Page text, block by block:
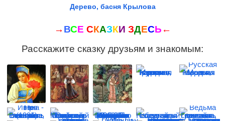
Дерево, басня Крылова
→ ВСЕ СКАЗКИ ЗДЕСЬ ←
Расскажите сказку друзьям и знакомым: